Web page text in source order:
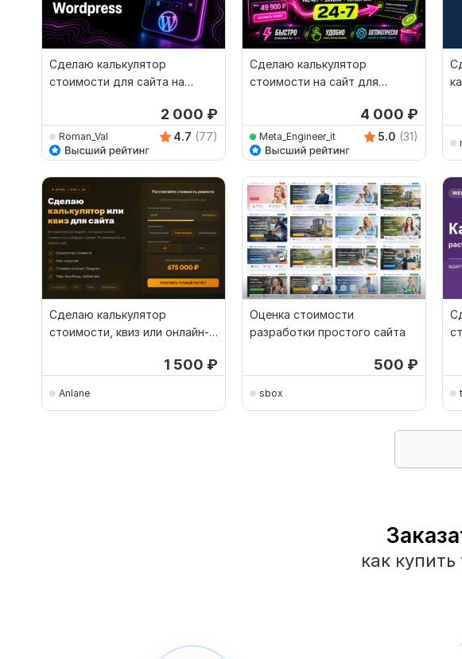
Сделаю калькулятор
стоимости для сайта на
2 000 ₽
Roman_Val 4.7 (77)
Сделаю калькулятор
стоимости на сайт для
4 000 ₽
Meta_Engineer_it 5.0 (31)
Сделаю калькулятор
стоимости, квиз или онлайн-
1 500 ₽
Anlane
Оценка стоимости
разработки простого сайта
500 ₽
sbox
как